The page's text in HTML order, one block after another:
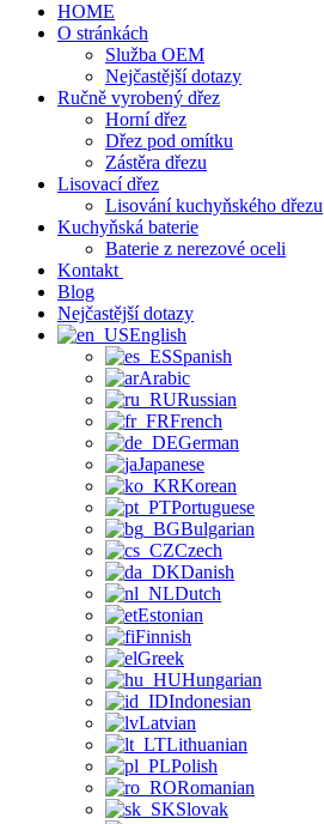
HOME
O stránkách
Služba OEM
Nejčastější dotazy
Ručně vyrobený dřez
Horní dřez
Dřez pod omítku
Zástěra dřezu
Lisovací dřez
Lisování kuchyňského dřezu
Kuchyňská baterie
Baterie z nerezové oceli
Kontakt
Blog
Nejčastější dotazy
English
Spanish
Arabic
Russian
French
German
Japanese
Korean
Portuguese
Bulgarian
Czech
Danish
Dutch
Estonian
Finnish
Greek
Hungarian
Indonesian
Latvian
Lithuanian
Polish
Romanian
Slovak